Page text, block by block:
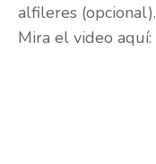
alfileres (opcional).
Mira el video aquí: